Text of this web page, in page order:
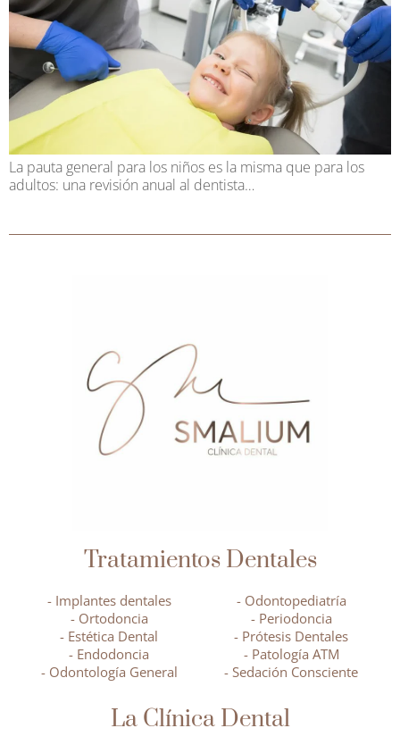
La pauta general para los niños es la misma que para los
adultos: una revisión anual al dentista…
Tratamientos Dentales
- Implantes dentales
- Ortodoncia
- Estética Dental
- Endodoncia
- Odontología General
- Odontopediatría
- Periodoncia
- Prótesis Dentales
- Patología ATM
- Sedación Consciente
La Clínica Dental